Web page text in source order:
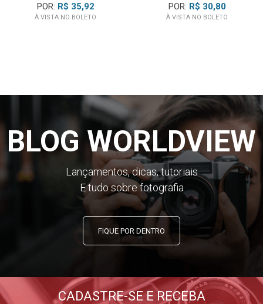
POR: R$ 35,92
À VISTA NO BOLETO
POR: R$ 30,80
À VISTA NO BOLETO
BLOG WORLDVIEW
Lançamentos, dicas, tutoriais
E tudo sobre fotografia
FIQUE POR DENTRO
CADASTRE-SE E RECEBA